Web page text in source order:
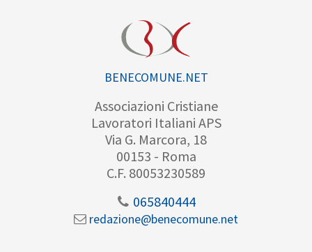
BENECOMUNE.NET
Associazioni Cristiane
Lavoratori Italiani APS
Via G. Marcora, 18
00153 - Roma
C.F. 80053230589
065840444
redazione@benecomune.net